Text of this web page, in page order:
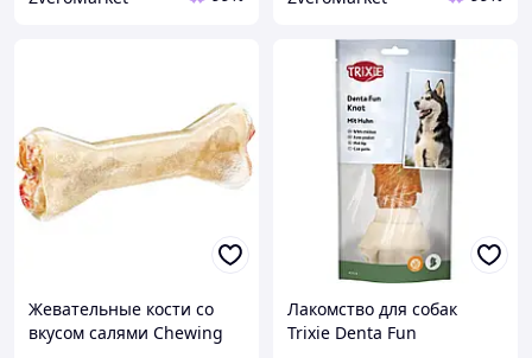
Жевательные кости со
вкусом салями Chewing
Лакомство для собак
Trixie Denta Fun